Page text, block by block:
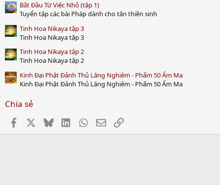
Bắt Đầu Từ Việc Nhỏ (tập 1)
Tuyển tập các bài Pháp dành cho tân thiền sinh
Tinh Hoa Nikaya tập 3
Tinh Hoa Nikaya tập 3
Tinh Hoa Nikaya tập 2
Tinh Hoa Nikaya tập 2
Kinh Đại Phật Đảnh Thủ Lăng Nghiêm - Phẩm 50 Ấm Ma
Kinh Đại Phật Đảnh Thủ Lăng Nghiêm - Phẩm 50 Ấm Ma
Chia sẻ
Facebook BlueskyLinkedInWhatsApp
EmailLink